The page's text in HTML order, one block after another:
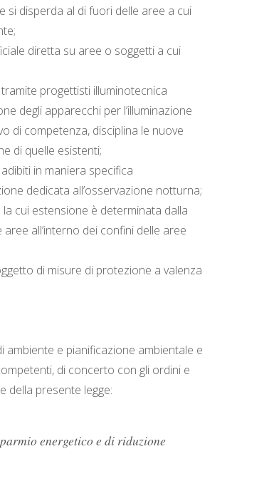
si disperda al di fuori delle aree a cui
diretta su aree o soggetti a cui
progettisti illuminotecnica
degli apparecchi per l’illuminazione
di competenza, disciplina le nuove
di quelle esistenti;
in maniera specifica
dedicata all’osservazione notturna;
cui estensione è determinata dalla
all’interno dei confini delle aree
di misure di protezione a valenza
ambiente e pianificazione ambientale e
di concerto con gli ordini e
della presente legge:
energetico e di riduzione